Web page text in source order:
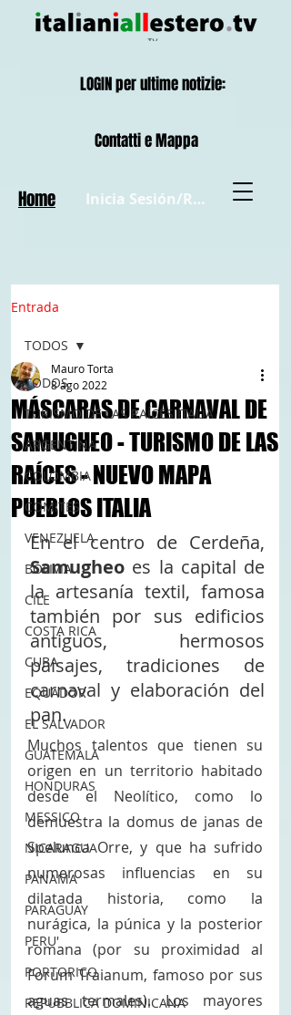
Inicia Sesión/Regístrate
Contatti e Mappa
Home
LOGIN per ultime notizie:
Entrada
TODOS
TURISMO DE LAS RAÍCES ITALIA
ARGENTINA
COLOMBIA
COMITES
VENEZUELA
BOLIVIA
CILE
COSTA RICA
CUBA
EQUADOR
EL SALVADOR
GUATEMALA
HONDURAS
MESSICO
NICARAGUA
PANAMA
PARAGUAY
PERU'
PORTORICO
REPUBBLICA DOMINICANA
TODOS
MÁSCARAS DE CARNAVAL DE
SAMUGHEO - TURISMO DE LAS
RAÍCES - NUEVO MAPA
PUEBLOS ITALIA
Mauro Torta
8 ago 2022
Samugheo es la capital de
la artesanía textil, famosa
también por sus edificios
antiguos, hermosos
paisajes, tradiciones de
carnaval y elaboración del
pan.
Muchos talentos que tienen su
origen en un territorio habitado
desde el Neolítico, como lo
demuestra la domus de janas de
Spelunca Orre, y que ha sufrido
numerosas influencias en su
dilatada historia, como la
nurágica, la púnica y la posterior
romana (por su proximidad al
Forum Traianum, famoso por sus
aguas termales). Los mayores